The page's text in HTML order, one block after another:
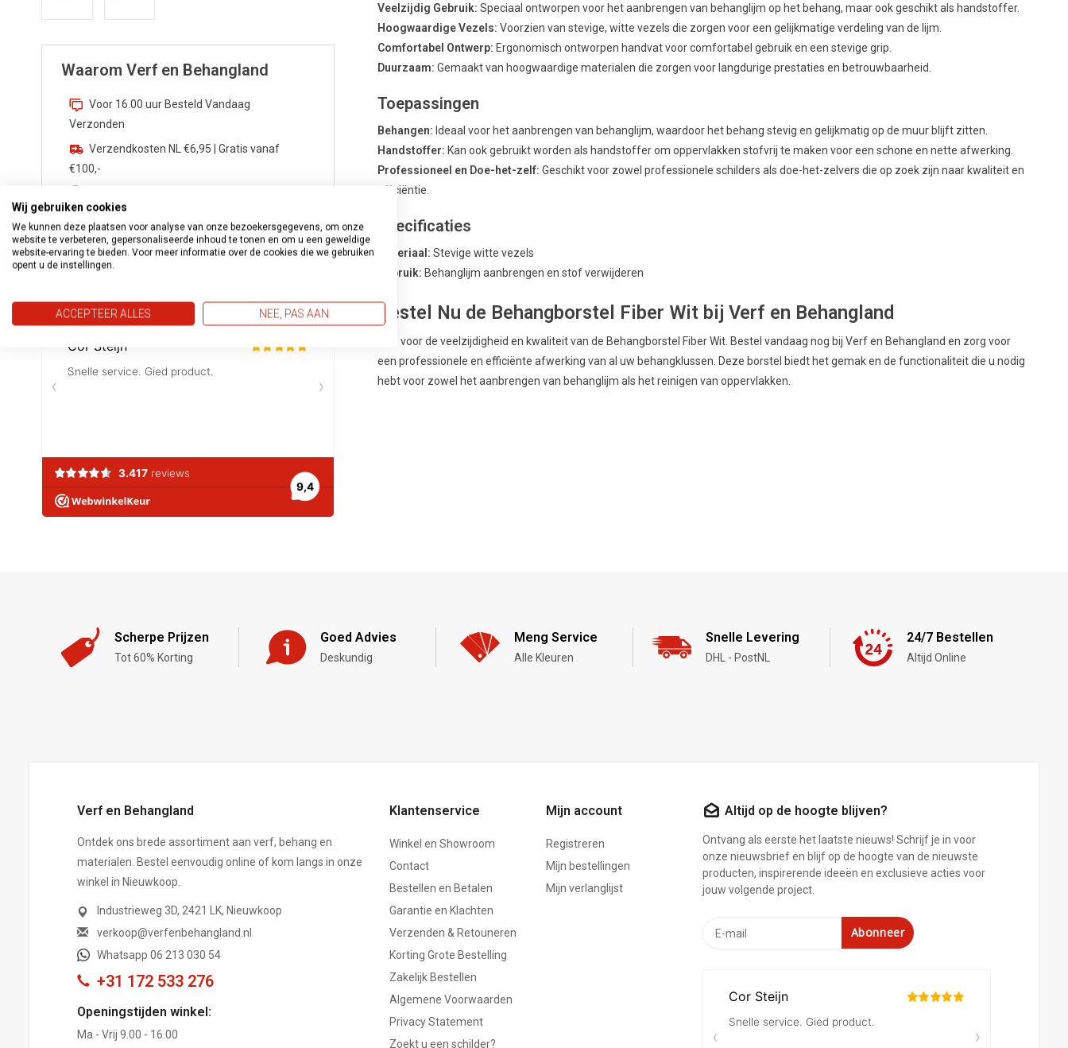
Waarom Verf en Behangland
Voor 16.00 uur Besteld Vandaag
Verzonden
Verzendkosten NL €6,95 | Gratis vanaf
€100,-
Vragen?info@verfenbehangland.nl
Whatsapp
Veelzijdig Gebruik: Speciaal ontworpen voor het aanbrengen van behanglijm op het behang, maar ook geschikt als handstoffer.
Hoogwaardige Vezels: Voorzien van stevige, witte vezels die zorgen voor een gelijkmatige verdeling van de lijm.
Comfortabel Ontwerp: Ergonomisch ontworpen handvat voor comfortabel gebruik en een stevige grip.
Duurzaam: Gemaakt van hoogwaardige materialen die zorgen voor langdurige prestaties en betrouwbaarheid.
Toepassingen
Behangen: Ideaal voor het aanbrengen van behanglijm, waardoor het behang stevig en gelijkmatig op de muur blijft zitten.
Handstoffer: Kan ook gebruikt worden als handstoffer om oppervlakken stofvrij te maken voor een schone en nette afwerking.
Professioneel en Doe-het-zelf: Geschikt voor zowel professionele schilders als doe-het-zelvers die op zoek zijn naar kwaliteit en
efficiëntie.
Specificaties
Materiaal: Stevige witte vezels
Gebruik: Behanglijm aanbrengen en stof verwijderen
Bestel Nu de Behangborstel Fiber Wit bij Verf en Behangland
Kies voor de veelzijdigheid en kwaliteit van de Behangborstel Fiber Wit. Bestel vandaag nog bij Verf en Behangland en zorg voor
een professionele en efficiënte afwerking van al uw behangklussen. Deze borstel biedt het gemak en de functionaliteit die u nodig
hebt voor zowel het aanbrengen van behanglijm als het reinigen van oppervlakken.
Scherpe Prijzen
Tot 60% Korting
Goed Advies
Deskundig
Meng Service
Alle Kleuren
Snelle Levering
DHL - PostNL
24/7 Bestellen
Altijd Online
Verf en Behangland
Ontdek ons brede assortiment aan verf, behang en
materialen. Bestel eenvoudig online of kom langs in onze
winkel in Nieuwkoop.
Industrieweg 3D, 2421 LK, Nieuwkoop
verkoop@verfenbehangland.nl
Whatsapp 06 213 030 54
+31 172 533 276
Openingstijden winkel:
Ma - Vrij 9.00 - 16.00
Klantenservice
Winkel en Showroom
Contact
Bestellen en Betalen
Garantie en Klachten
Verzenden & Retouneren
Korting Grote Bestelling
Zakelijk Bestellen
Algemene Voorwaarden
Privacy Statement
Zoekt u een schilder?
Mijn account
Registreren
Mijn bestellingen
Mijn verlanglijst
Altijd op de hoogte blijven?
Ontvang als eerste het laatste nieuws! Schrijf je in voor
onze nieuwsbrief en blijf op de hoogte van de nieuwste
producten, inspirerende ideeën en exclusieve acties voor
jouw volgende project.
Abonneer
Wij gebruiken cookies
We kunnen deze plaatsen voor analyse van onze bezoekersgegevens, om onze
website te verbeteren, gepersonaliseerde inhoud te tonen en om u een geweldige
website-ervaring te bieden. Voor meer informatie over de cookies die we gebruiken
opent u de instellingen.
ACCEPTEER ALLES NEE, PAS AAN